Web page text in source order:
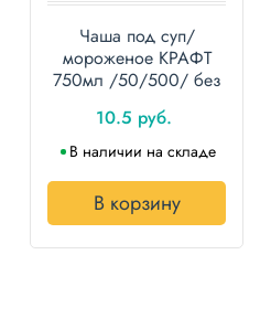
Чаша под суп/
мороженое КРАФТ
750мл /50/500/ без
10.5 руб.
В наличии на складе
В корзину